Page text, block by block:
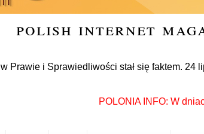
polish internet
i Sprawiedliwości stał się faktem. 24
POLONIA INFO: W